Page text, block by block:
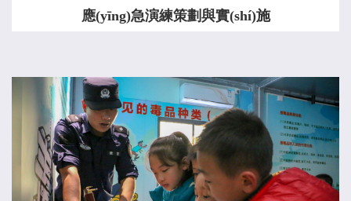
應(yīng)急演練策劃與實(shí)施